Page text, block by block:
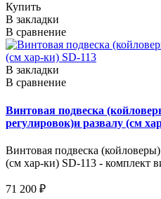
Купить
В закладки
В сравнение
В закладки
В сравнение
Винтовая подвеска
регулировок)и развалу (см
Винтовая подвеска
(см хар-ки) SD-113 - комплект
71 200 ₽